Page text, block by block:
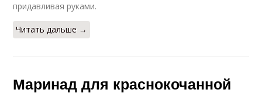
придавливая руками.
Читать дальше →
Маринад для краснокочанной